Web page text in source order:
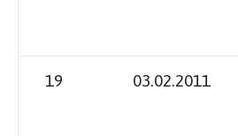
19 03.02.2011